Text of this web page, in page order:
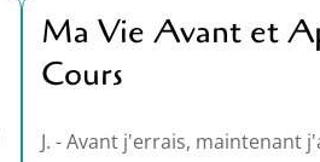
Ma Vie Avant et
Cours
J. - Avant j'errais, maintenant